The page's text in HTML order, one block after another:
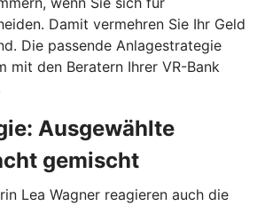
Damit vermehren Sie Ihr Geld
Die passende Anlagestrategie
mit den Beratern Ihrer VR-Bank
Ausgewählte
gemischt
Lea Wagner reagieren auch die